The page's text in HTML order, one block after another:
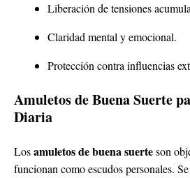
Liberación de tensiones
Claridad mental y emocional.
Protección contra influencias
Amuletos de Buena Suerte
Diaria
Losamuletos de buena suerteson
funcionan como escudos personales.